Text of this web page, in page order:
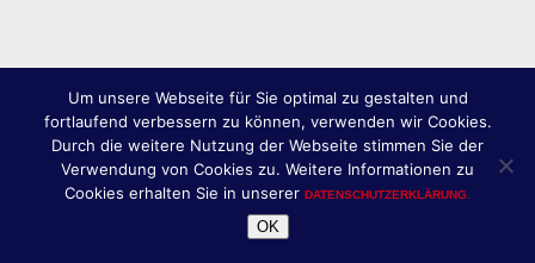
Um unsere Webseite für Sie optimal zu gestalten und
fortlaufend verbessern zu können, verwenden wir Cookies.
Durch die weitere Nutzung der Webseite stimmen Sie der
Verwendung von Cookies zu. Weitere Informationen zu
Cookies erhalten Sie in unserer DATENSCHUTZERKLÄRUNG.
OK